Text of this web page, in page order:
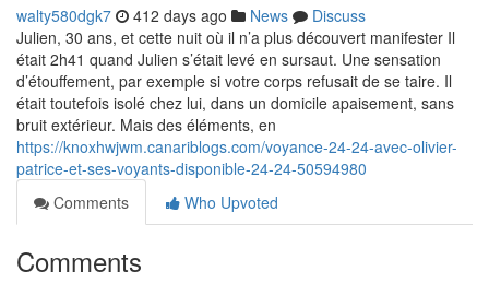
walty580dgk7 412 days ago News
Discuss
Julien, 30 ans, et cette nuit où il n’a plus découvert manifester Il
était 2h41 quand Julien s’était levé en sursaut. Une sensation
d’étouffement, par exemple si votre corps refusait de se taire. Il
était toutefois isolé chez lui, dans un domicile apaisement, sans
bruit extérieur. Mais des éléments, en
https://knoxhwjwm.canariblogs.com/voyance-24-24-avec-olivier-
patrice-et-ses-voyants-disponible-24-24-50594980
Comments
Who Upvoted
Comments